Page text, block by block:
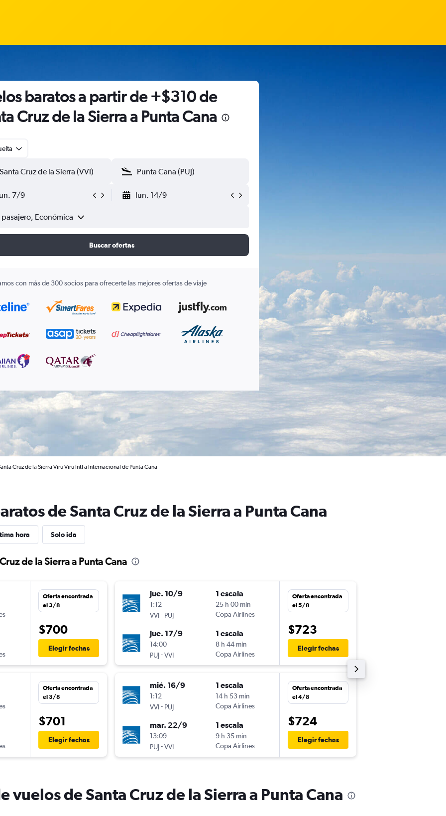
baratos a partir de +$310 de
Cruz de la Sierra a Punta Cana
7/9 lun. 14/9
pasajero, Económica
Buscar ofertas
con más de 300 socios para ofrecerte las mejores ofertas de viaje
Cruz de la Sierra Viru Viru Intl a Internacional de Punta Cana
de Santa Cruz de la Sierra a Punta Cana
hora Solo ida
de la Sierra a Punta Cana
Oferta encontrada
el 3/8
$700
Elegir fechas
Oferta encontrada
el 3/8
$701
Elegir fechas
jue. 10/9
1:12
VVI- PUJ
1 escala
25 h 00 min
Copa Airlines
jue. 17/9
14:00
PUJ-VVI
1 escala
8 h 44 min
Copa Airlines
Oferta encontrada
el 5/8
$723
Elegir fechas
mié. 16/9
1:12
VVI- PUJ
1 escala
14 h 53 min
Copa Airlines
mar. 22/9
13:09
PUJ-VVI
1 escala
9 h 35 min
Copa Airlines
Oferta encontrada
el 4/8
$724
Elegir fechas
vuelos de Santa Cruz de la Sierra a Punta Cana